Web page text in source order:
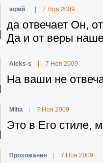
юpий_ 7 Ноя 2009
да отвечает Он,
Да и от веры
Aleks-s 7 Ноя 2009
На ваши не
Miha 7 Ноя 2009
Это в Его стиле,
Пpoxoжaнин 7 Ноя 2009